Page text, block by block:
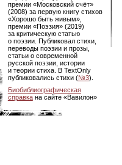
премии «Московский счёт»
(2008) за первую книгу стихов
«Хорошо быть живым»,
премии «Поэзия» (2019)
за критическую статью
о поэзии. Публиковал стихи,
переводы поэзии и прозы,
статьи о современной
русской поэзии, истории
и теории стиха. В TextOnly
публиковались стихи (№3).
Биобиблиографическая
справкана сайте «Вавилон»